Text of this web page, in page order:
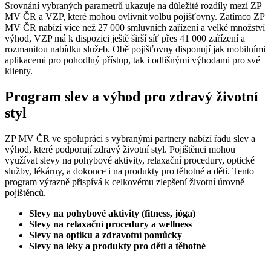
Srovnání vybraných parametrů ukazuje na důležité rozdíly mezi ZP
MV ČR a VZP, které mohou ovlivnit volbu pojišťovny. Zatímco ZP
MV ČR nabízí více než 27 000 smluvních zařízení a velké množství
výhod, VZP má k dispozici ještě širší síť přes 41 000 zařízení a
rozmanitou nabídku služeb. Obě pojišťovny disponují jak mobilními
aplikacemi pro pohodlný přístup, tak i odlišnými výhodami pro své
klienty.
Program slev a výhod pro zdravý životní
styl
ZP MV ČR ve spolupráci s vybranými partnery nabízí řadu slev a
výhod, které podporují zdravý životní styl. Pojištěnci mohou
využívat slevy na pohybové aktivity, relaxační procedury, optické
služby, lékárny, a dokonce i na produkty pro těhotné a děti. Tento
program výrazně přispívá k celkovému zlepšení životní úrovně
pojištěnců.
Slevy na pohybové aktivity (fitness, jóga)
Slevy na relaxační procedury a wellness
Slevy na optiku a zdravotní pomůcky
Slevy na léky a produkty pro děti a těhotné